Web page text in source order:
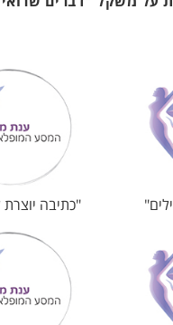
"כתיבה